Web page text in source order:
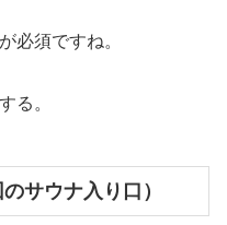
必須ですね。
る。
サウナ入り口）